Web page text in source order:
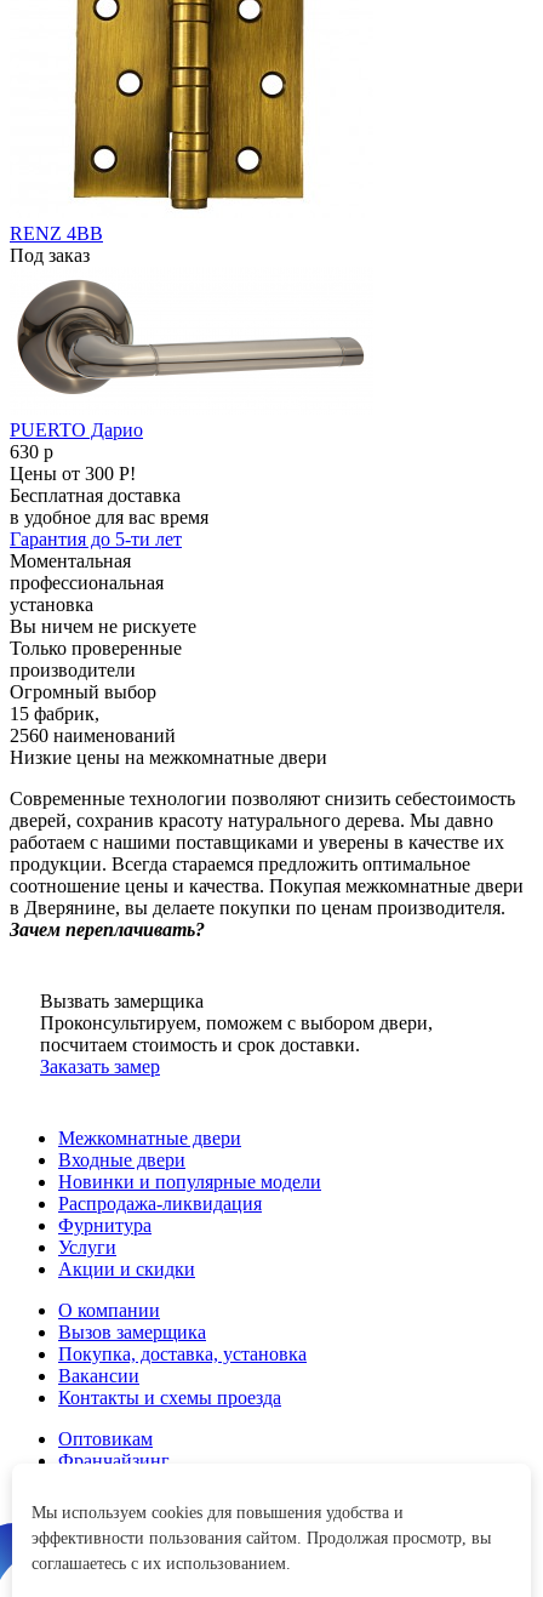
RENZ 4ВВ
Под заказ
PUERTO Дарио
630 p
Цены от 300 Р!
Бесплатная доставка
в удобное для вас время
Гарантия до 5-ти лет
Моментальная
профессиональная
установка
Вы ничем не рискуете
Только проверенные
производители
Огромный выбор
15 фабрик,
2560 наименований
Низкие цены на межкомнатные двери
Современные технологии позволяют снизить себестоимость
дверей, сохранив красоту натурального дерева. Мы давно
работаем с нашими поставщиками и уверены в качестве их
продукции. Всегда стараемся предложить оптимальное
соотношение цены и качества. Покупая межкомнатные двери
в Дверянине, вы делаете покупки по ценам производителя.
Зачем переплачивать?
Мы используем cookies для повышения удобства и
эффективности пользования сайтом. Продолжая просмотр, вы
соглашаетесь с их использованием.
Вызвать замерщика
Проконсультируем, поможем с выбором двери,
посчитаем стоимость и срок доставки.
Заказать замер
Межкомнатные двери
Входные двери
Новинки и популярные модели
Распродажа-ликвидация
Фурнитура
Услуги
Акции и скидки
О компании
Вызов замерщика
Покупка, доставка, установка
Вакансии
Контакты и схемы проезда
Оптовикам
Франчайзинг
8 (800) 200-45-65
Перезвоним в любое время